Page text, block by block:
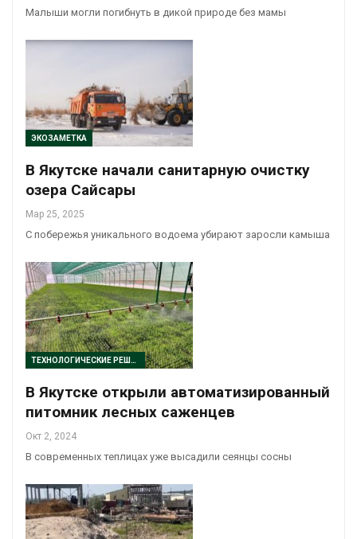
Малыши могли погибнуть в дикой природе без мамы
ЭКОЗАМЕТКА
В Якутске начали санитарную очистку
озера Сайсары
Мар 25, 2025
С побережья уникального водоема убирают заросли камыша
ТЕХНОЛОГИЧЕСКИЕ РЕШЕНИЯ
В Якутске открыли автоматизированный
питомник лесных саженцев
Окт 2, 2024
В современных теплицах уже высадили сеянцы сосны